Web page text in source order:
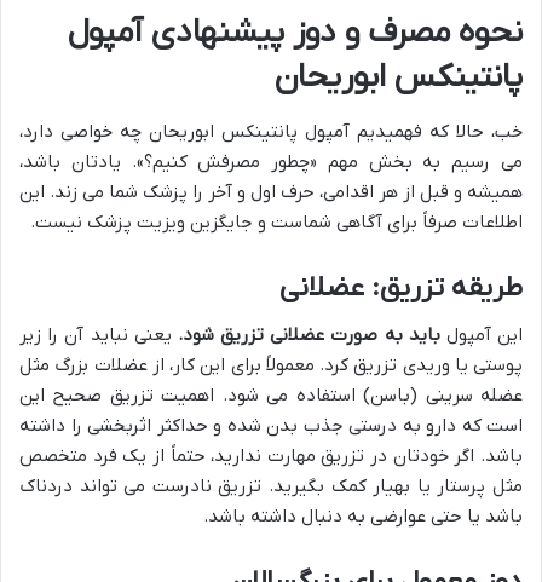
نحوه مصرف و دوز پیشنهادی آمپول
پانتینکس ابوریحان
خب، حالا که فهمیدیم آمپول پانتینکس ابوریحان چه خواصی دارد،
می رسیم به بخش مهم «چطور مصرفش کنیم؟». یادتان باشد،
همیشه و قبل از هر اقدامی، حرف اول و آخر را پزشک شما می زند. این
اطلاعات صرفاً برای آگاهی شماست و جایگزین ویزیت پزشک نیست.
طریقه تزریق: عضلانی
این آمپولباید به صورت عضلانی تزریق شود. یعنی نباید آن را زیر
پوستی یا وریدی تزریق کرد. معمولاً برای این کار، از عضلات بزرگ مثل
عضله سرینی (باسن) استفاده می شود. اهمیت تزریق صحیح این
است که دارو به درستی جذب بدن شده و حداکثر اثربخشی را داشته
باشد. اگر خودتان در تزریق مهارت ندارید، حتماً از یک فرد متخصص
مثل پرستار یا بهیار کمک بگیرید. تزریق نادرست می تواند دردناک
باشد یا حتی عوارضی به دنبال داشته باشد.